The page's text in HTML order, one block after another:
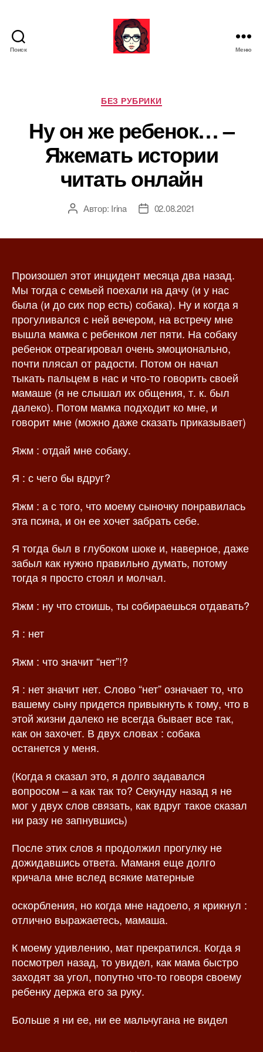
Поиск
М
а
т
ь
Меню
Р
у
б
р
к
и
БЕЗ РУБРИКИ
Ну он же ребенок… –
Яжемать истории
читать онлайн
А
з
а
и
с
и
Автор: Irina
Д
а
п
с
и
02.08.2021
Произошел этот инцидент месяца два назад.
Мы тогда с семьей поехали на дачу (и у нас
была (и до сих пор есть) собака). Ну и когда я
прогуливался с ней вечером, на встречу мне
вышла мамка с ребенком лет пяти. На собаку
ребенок отреагировал очень эмоционально,
почти плясал от радости. Потом он начал
тыкать пальцем в нас и что-то говорить своей
мамаше (я не слышал их общения, т. к. был
далеко). Потом мамка подходит ко мне, и
говорит мне (можно даже сказать приказывает)
Яжм : отдай мне собаку.
Я : с чего бы вдруг?
Яжм : а с того, что моему сыночку понравилась
эта псина, и он ее хочет забрать себе.
Я тогда был в глубоком шоке и, наверное, даже
забыл как нужно правильно думать, потому
тогда я просто стоял и молчал.
Яжм : ну что стоишь, ты собираешься отдавать?
Я : нет
Яжм : что значит “нет”!?
Я : нет значит нет. Слово “нет” означает то, что
вашему сыну придется привыкнуть к тому, что в
этой жизни далеко не всегда бывает все так,
как он захочет. В двух словах : собака
останется у меня.
(Когда я сказал это, я долго задавался
вопросом – а как так то? Секунду назад я не
мог у двух слов связать, как вдруг такое сказал
ни разу не запнувшись)
После этих слов я продолжил прогулку не
дожидавшись ответа. Маманя еще долго
кричала мне вслед всякие матерные
оскорбления, но когда мне надоело, я крикнул :
отлично выражаетесь, мамаша.
К моему удивлению, мат прекратился. Когда я
посмотрел назад, то увидел, как мама быстро
заходят за угол, попутно что-то говоря своему
ребенку держа его за руку.
Больше я ни ее, ни ее мальчугана не видел